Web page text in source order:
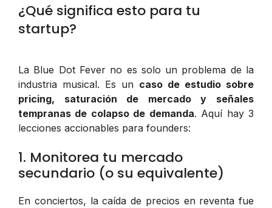
¿Qué significa esto para tu
startup?
La Blue Dot Fever no es solo un problema de la
industria musical. Es un caso de estudio sobre
pricing, saturación de mercado y señales
tempranas de colapso de demanda. Aquí hay 3
lecciones accionables para founders:
1. Monitorea tu mercado
secundario (o su equivalente)
En conciertos, la caída de precios en reventa fue